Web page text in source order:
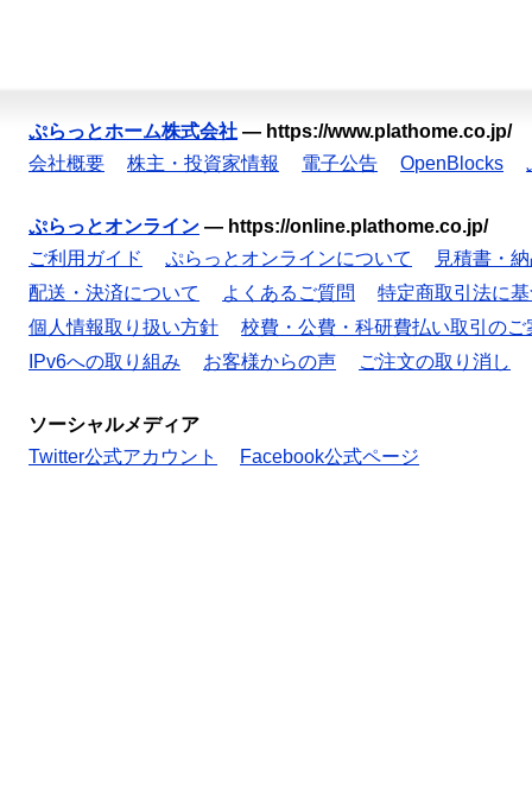
ぷらっとホーム株式会社 — https://www.plathome.co.jp/
会社概要
株主・投資家情報 電子公告 OpenBlocks
ぷらっとオンライン — https://online.plathome.co.jp/
ご利用ガイド
ぷらっとオンラインについて
見積書・
配送・決済について
よくあるご質問
特定商取引法に
個人情報取り扱い方針
校費・公費・科研費払い取引のご
IPv6への取り組み
お客様からの声 ご注文の取り消し
ソーシャルメディア
Twitter公式アカウント
Facebook公式ページ